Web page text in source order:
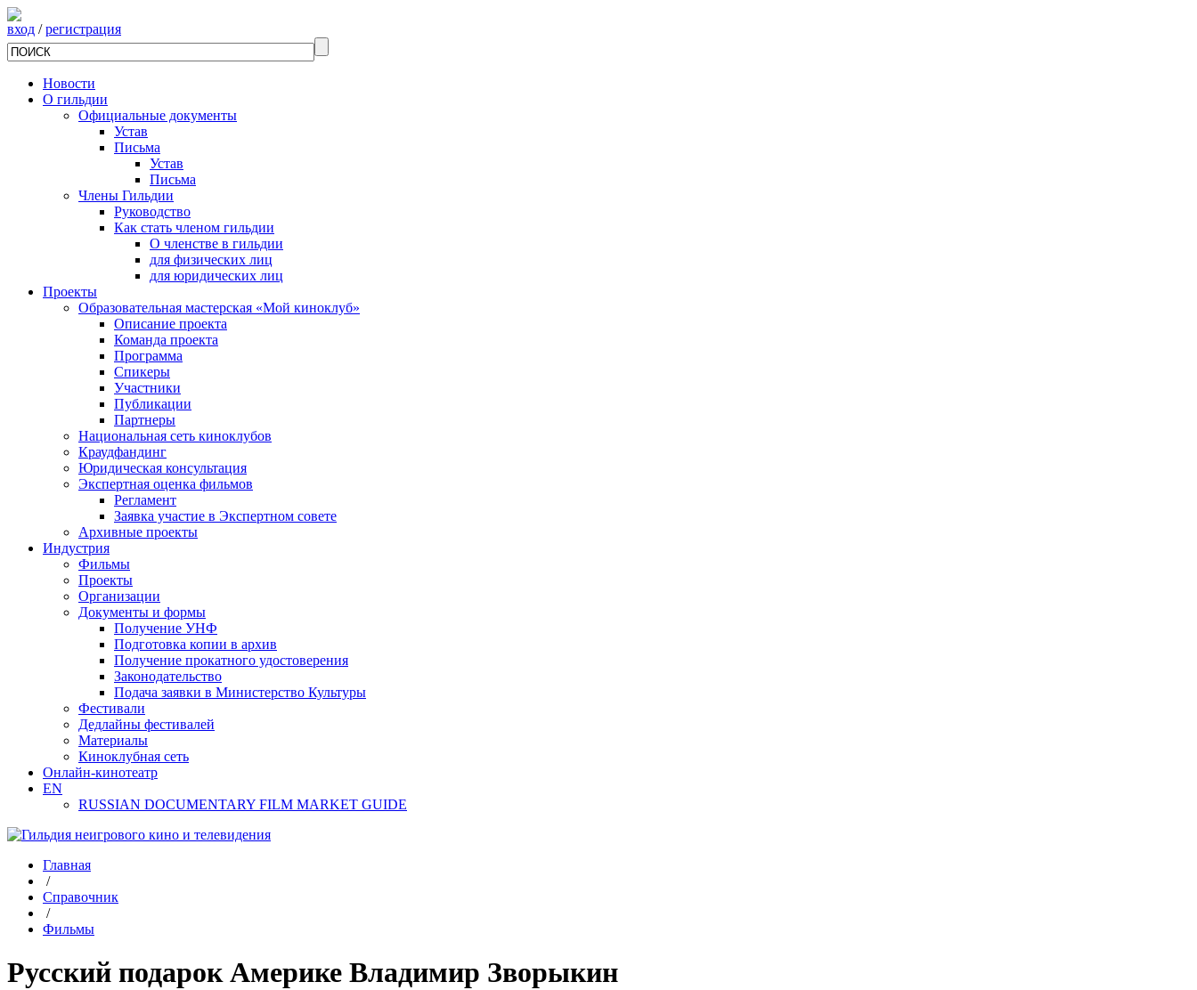
вход /регистрация
Новости
О гильдии
Официальные документы
Устав
Письма
Устав
Письма
Члены Гильдии
Руководство
Как стать членом гильдии
О членстве в гильдии
для физических лиц
для юридических лиц
Проекты
Образовательная мастерская «Мой киноклуб»
Описание проекта
Команда проекта
Программа
Спикеры
Участники
Публикации
Партнеры
Национальная сеть киноклубов
Краудфандинг
Юридическая консультация
Экспертная оценка фильмов
Регламент
Заявка участие в Экспертном совете
Архивные проекты
Индустрия
Фильмы
Проекты
Организации
Документы и формы
Получение УНФ
Подготовка копии в архив
Получение прокатного удостоверения
Законодательство
Подача заявки в Министерство Культуры
Фестивали
Дедлайны фестивалей
Материалы
Киноклубная сеть
Онлайн-кинотеатр
EN
RUSSIAN DOCUMENTARY FILM MARKET GUIDE
Главная
/
Справочник
/
Фильмы
Русский подарок Америке Владимир Зворыкин